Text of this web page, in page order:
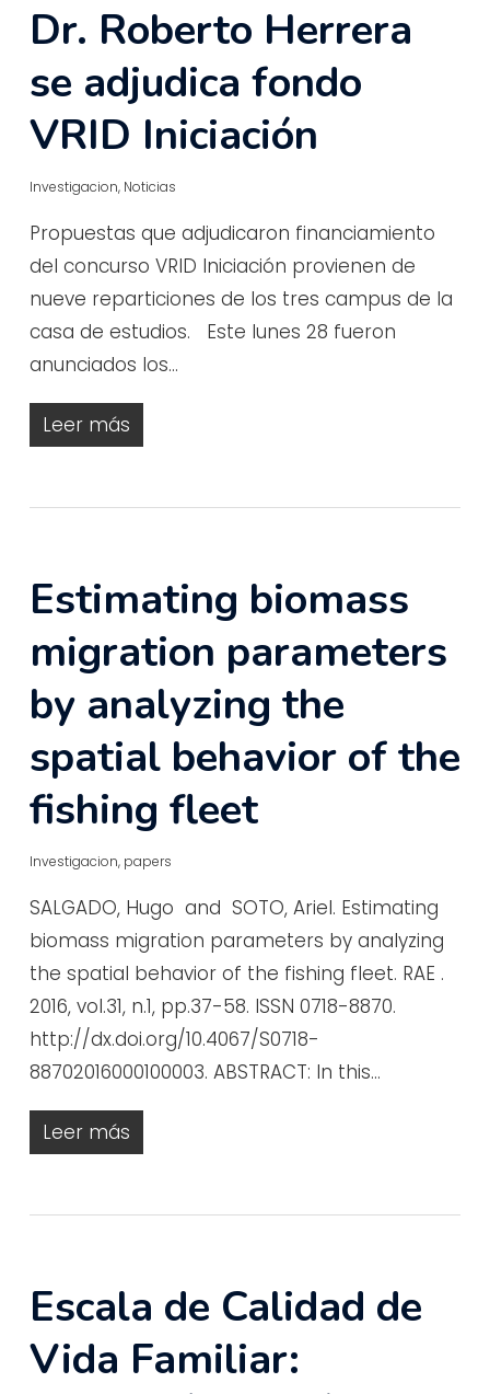
Dr. Roberto Herrera
se adjudica fondo
VRID Iniciación
Investigacion, Noticias
Propuestas que adjudicaron financiamiento
del concurso VRID Iniciación provienen de
nueve reparticiones de los tres campus de la
casa de estudios. Este lunes 28 fueron
anunciados los…
Leer más
Estimating biomass
migration parameters
by analyzing the
spatial behavior of the
fishing fleet
Investigacion, papers
SALGADO, Hugo and SOTO, Ariel. Estimating
biomass migration parameters by analyzing
the spatial behavior of the fishing fleet. RAE .
2016, vol.31, n.1, pp.37-58. ISSN 0718-8870.
http://dx.doi.org/10.4067/S0718-
88702016000100003. ABSTRACT: In this…
Leer más
Escala de Calidad de
Vida Familiar: